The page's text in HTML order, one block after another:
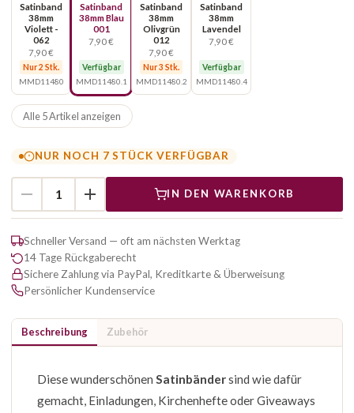
Satinband
38mm
Violett -
062
7,90 €
Nur 2 Stk.
MMD11480
Satinband
38mm Blau
001
7,90 €
Verfügbar
MMD11480.1
Satinband
38mm
Olivgrün
012
7,90 €
Nur 3 Stk.
MMD11480.2
Satinband
38mm
Lavendel
7,90 €
Verfügbar
MMD11480.4
Alle 5 Artikel anzeigen
NUR NOCH 7 STÜCK VERFÜGBAR
IN DEN WARENKORB
Schneller Versand — oft am nächsten Werktag
14 Tage Rückgaberecht
Sichere Zahlung via PayPal, Kreditkarte & Überweisung
Persönlicher Kundenservice
Beschreibung Zubehör
Diese wunderschönen Satinbändersind wie dafür
gemacht, Einladungen, Kirchenhefte oder Giveaways